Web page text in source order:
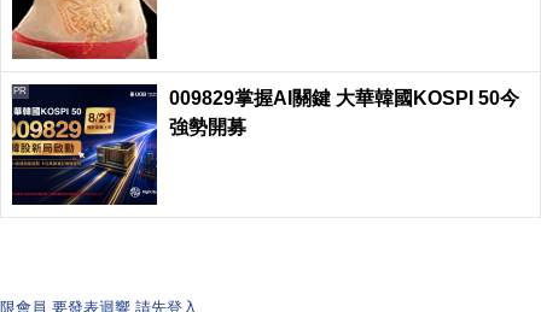
009829掌握AI關鍵 大華韓國KOSPI 50今
強勢開募
PR
限會員,要發表迴響,請先登入